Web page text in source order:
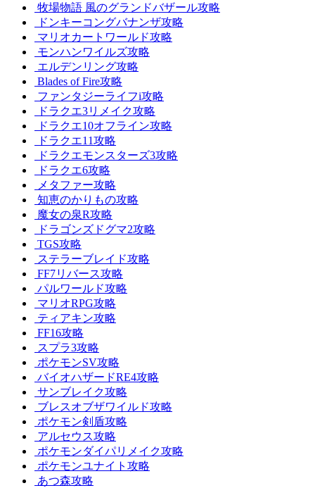
牧場物語 風のグランドバザール攻略
ドンキーコングバナンザ攻略
マリオカートワールド攻略
モンハンワイルズ攻略
エルデンリング攻略
Blades of Fire攻略
ファンタジーライフi攻略
ドラクエ3リメイク攻略
ドラクエ10オフライン攻略
ドラクエ11攻略
ドラクエモンスターズ3攻略
ドラクエ6攻略
メタファー攻略
知恵のかりもの攻略
魔女の泉R攻略
ドラゴンズドグマ2攻略
TGS攻略
ステラーブレイド攻略
FF7リバース攻略
パルワールド攻略
マリオRPG攻略
ティアキン攻略
FF16攻略
スプラ3攻略
ポケモンSV攻略
バイオハザードRE4攻略
サンブレイク攻略
ブレスオブザワイルド攻略
ポケモン剣盾攻略
アルセウス攻略
ポケモンダイパリメイク攻略
ポケモンユナイト攻略
あつ森攻略